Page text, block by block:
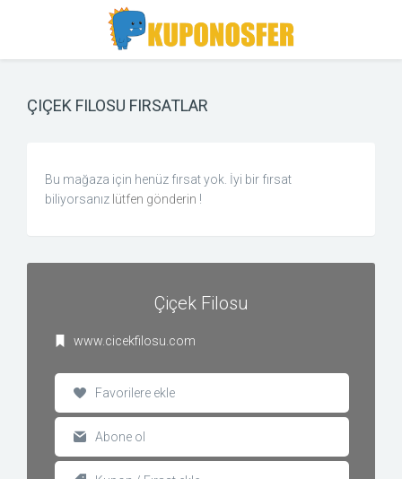
navigation
ÇIÇEK FILOSU FIRSATLAR
Bu mağaza için henüz fırsat yok. İyi bir fırsat
biliyorsanız lütfen gönderin !
Çiçek Filosu
www.cicekfilosu.com
Favorilere ekle
Abone ol